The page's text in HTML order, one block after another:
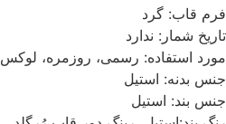
فرم قاب: گرد
تاریخ شمار: ندارد
مورد استفاده: رسمی، روزمره، لوکس
جنس بدنه: استیل
جنس بند: استیل